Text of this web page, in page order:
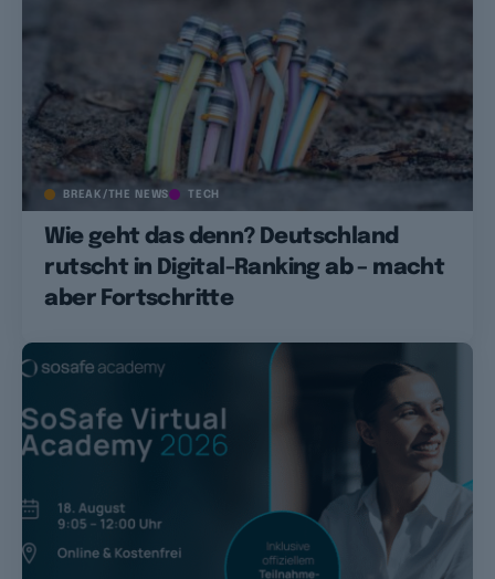
BREAK/THE NEWS TECH
Wie geht das denn? Deutschland
rutscht in Digital-Ranking ab – macht
aber Fortschritte